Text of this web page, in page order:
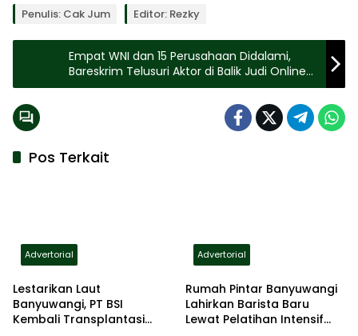
Penulis: Cak Jum Editor: Rezky
Empat WNI dan 15 Perusahaan Didalami,
Bareskrim Telusuri Aktor di Balik Judi Online
Internasional
Pos Terkait
Advertorial
Lestarikan Laut
Banyuwangi, PT BSI
Kembali Transplantasi
Advertorial
Rumah Pintar Banyuwangi
Lahirkan Barista Baru
Lewat Pelatihan Intensif